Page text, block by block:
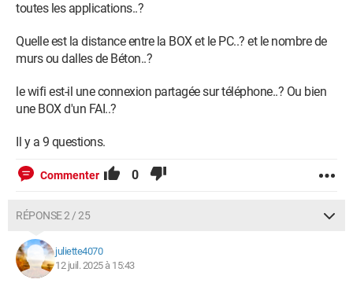
toutes les applications..?
Quelle est la distance entre la BOX et le PC..? et le nombre de
murs ou dalles de Béton..?
le wifi est-il une connexion partagée sur téléphone..? Ou bien
une BOX d'un FAI..?
Il y a 9 questions.
Commenter 0
RÉPONSE 2 / 25
juliette4070
12 juil. 2025 à 15:43